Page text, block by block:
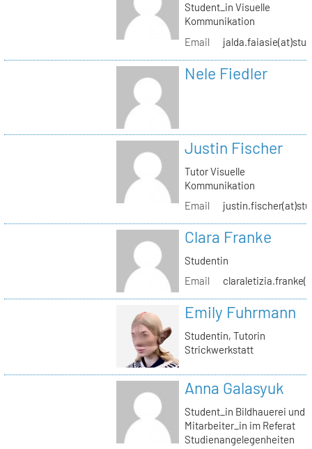
Student_in Visuelle
Kommunikation
Email
Nele Fiedler
Justin Fischer
Tutor Visuelle
Kommunikation
Email
Clara Franke
Studentin
Email
Emily Fuhrmann
Studentin, Tutorin
Strickwerkstatt
Anna Galasyuk
Student_in Bildhauerei und
Mitarbeiter_in im Referat
Studienangelegenheiten